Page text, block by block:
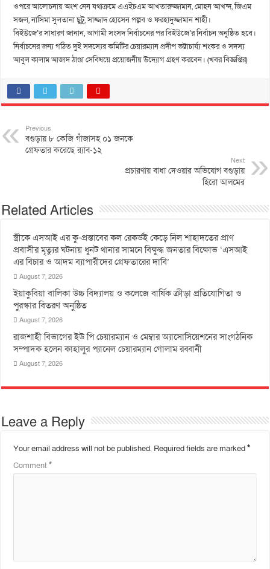
ওপরে আলোচনায় অংশ নেন যথাক্রমে এএইচএম আখতারুজ্জামান, মোহন আখন্দ, জিএম
সজল, নাসিমা সুলতানা ছুটু, সাজ্জাদ হোসেন পল্লব ও ফরহাদুজ্জামান শাহী।
বিইউজে’র সাধারণ জানান, আগামী সংসদ নির্বাচনের পর বিইউজে’র নির্বাচন অনুষ্ঠিত হবে।
নির্বাচনের জন্য গঠিত দুই সদস্যের কমিটির চেয়ারম্যান প্রদীপ ভট্টাচার্য্য শংকর ও সদস্য
আবুল কালাম আজাদ ঠাণ্ডা সেবিষয়ে প্রয়োজনীয় উদ্যোগ গ্রহণ করবেন। (খবর বিজ্ঞপ্তির)
Previous
বগুড়ায় ৮ কেজি গাঁজাসহ ০১ জনকে
গ্রেফতার করেছে র‌্যাব-১২
Next
প্রচারণায় বাধা দেওয়ার অভিযোগ বগুড়ায়
হিরো আলমের
Related Articles
স্ত্রীকে এসআই এর কু-প্রস্তাবের কল রেকর্ডই কেড়ে নিল শাহাদতের প্রাণ
প্রবাসীর মৃত্যুর ঘটনায় ধুনট থানার সামনে বিক্ষুদ্ধ জনতার বিক্ষোভ ‘এসআই
এর বিচার ও আদম ব্যাপারীদের গ্রেফতারের দাবি’
August 7, 2026
ইয়াকুবিয়া বালিকা উচ্চ বিদ্যালয় ও কলেজে বার্ষিক ক্রীড়া প্রতিযোগিতা ও
পুরস্কার বিতরণ অনুষ্ঠিত
August 7, 2026
রাজশাহী বিভাগের ইউ পি চেয়ারম্যান ও মেম্বার অ্যাসোসিয়েশনের সাংগঠনিক
সম্পাদক হলেন কাহালুর প্যানেল চেয়ারম্যান গোলাম রব্বানী
August 7, 2026
Leave a Reply
Your email address will not be published. Required fields are marked*
Comment*